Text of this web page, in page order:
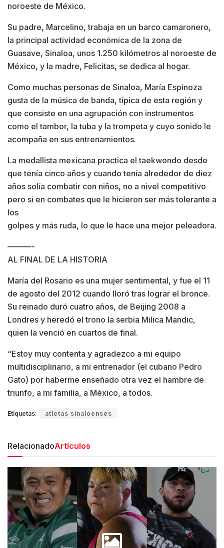
noroeste de México.
Su padre, Marcelino, trabaja en un barco camaronero,
la principal actividad económica de la zona de
Guasave, Sinaloa, unos 1.250 kilómetros al noroeste de
México, y la madre, Felicitas, se dedica al hogar.
Como muchas personas de Sinaloa, María Espinoza
gusta de la música de banda, típica de esta región y
que consiste en una agrupación con instrumentos
como el tambor, la tuba y la trompeta y cuyo sonido le
acompaña en sus entrenamientos.
La medallista mexicana practica el taekwondo desde
que tenía cinco años y cuando tenía alrededor de diez
años solía combatir con niños, no a nivel competitivo
pero sí en combates que le hicieron ser más tolerante a
los
golpes y más ruda, lo que le hace una mejor peleadora.
———-
AL FINAL DE LA HISTORIA
María del Rosario es una mujer sentimental, y fue el 11
de agosto del 2012 cuando lloró tras lograr el bronce.
Su reinado duró cuatro años, de Beijing 2008 a
Londres y heredó el trono la serbia Milica Mandic,
quien la venció en cuartos de final.
“Estoy muy contenta y agradezco a mi equipo
multidisciplinario, a mi entrenador (el cubano Pedro
Gato) por haberme enseñado otra vez el hambre de
triunfo, a mi familia, a México, a todos.
Etiquetas: atletas sinaloenses
RelacionadoArtículos